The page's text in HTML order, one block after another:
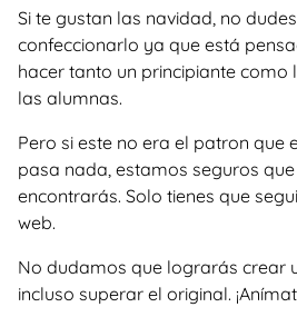
Si te gustan las navidad, no
confeccionarlo ya que está
hacer tanto un principiante
las alumnas.
Pero si este no era el patron que
pasa nada, estamos seguros
encontrarás. Solo tienes que
web.
No dudamos que lograrás crear
incluso superar el original.